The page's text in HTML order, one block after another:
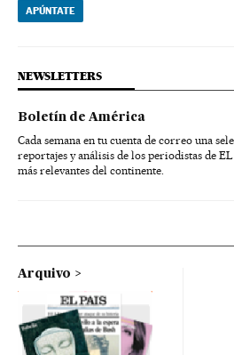
APÚNTATE
NEWSLETTERS
Boletín de América
Cada semana en tu cuenta de correo una
reportajes y análisis de los periodistas de
más relevantes del continente.
Arquivo